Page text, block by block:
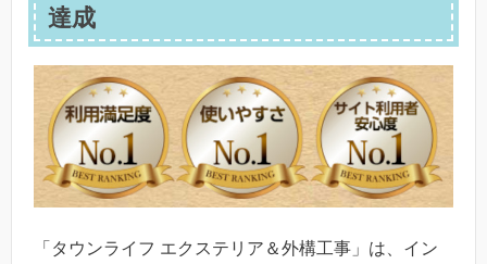
達成
「タウンライフ エクステリア＆外構工事」は、イン